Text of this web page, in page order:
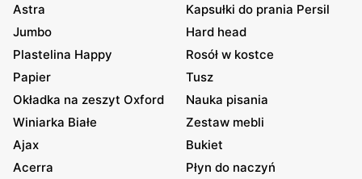
Astra
Kapsułki do prania Persil
Jumbo
Hard head
Plastelina Happy
Rosół w kostce
Papier
Tusz
Okładka na zeszyt Oxford
Nauka pisania
Winiarka Białe
Zestaw mebli
Ajax
Bukiet
Acerra
Płyn do naczyń